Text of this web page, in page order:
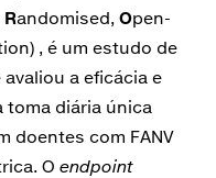
Randomised, Open-
, é um estudo de
a eficácia e
toma diária única
doentes com FANV
O endpoint